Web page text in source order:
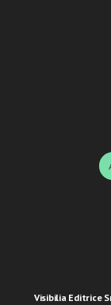
Visibilia Editrice